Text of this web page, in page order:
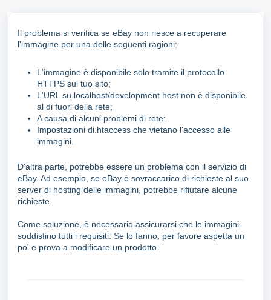
Il problema si verifica se eBay non riesce a recuperare
l'immagine per una delle seguenti ragioni:
L'immagine è disponibile solo tramite il protocollo
HTTPS sul tuo sito;
L'URL su localhost/development host non è disponibile
al di fuori della rete;
A causa di alcuni problemi di rete;
Impostazioni di.htaccess che vietano l'accesso alle
immagini.
D'altra parte, potrebbe essere un problema con il servizio di
eBay. Ad esempio, se eBay è sovraccarico di richieste al suo
server di hosting delle immagini, potrebbe rifiutare alcune
richieste.
Come soluzione, è necessario assicurarsi che le immagini
soddisfino tutti i requisiti. Se lo fanno, per favore aspetta un
po' e prova a modificare un prodotto.